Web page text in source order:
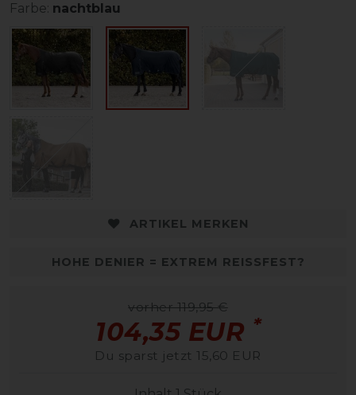
Farbe: nachtblau
ARTIKEL MERKEN
HOHE DENIER = EXTREM REISSFEST?
vorher 119,95 €
104,35 EUR *
Du sparst jetzt 15,60 EUR